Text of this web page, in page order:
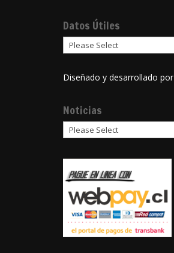
Datos Útiles
Diseñado y desarrollado por
Noticias